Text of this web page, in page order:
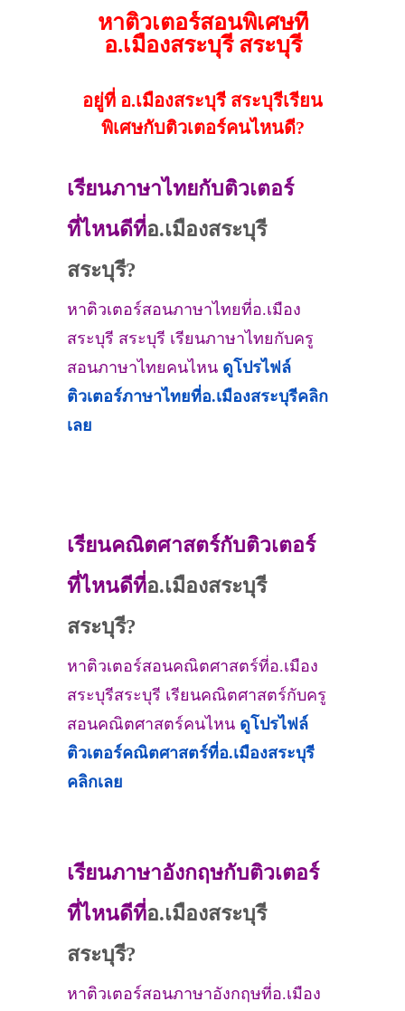
หาติวเตอร์สอนพิเศษที่
อ.เมืองสระบุรี สระบุรี
อยู่ที่ อ.เมืองสระบุรี สระบุรีเรียน
พิเศษกับติวเตอร์คนไหนดี?
เรียนภาษาไทยกับติวเตอร์
ที่ไหนดีที่อ.เมืองสระบุรี
สระบุรี?
หาติวเตอร์สอนภาษาไทยที่อ.เมือง
สระบุรี สระบุรี เรียนภาษาไทยกับครู
สอนภาษาไทยคนไหน ดูโปรไฟล์
ติวเตอร์ภาษาไทยที่อ.เมืองสระบุรีคลิก
เลย
เรียนคณิตศาสตร์กับติวเตอร์
ที่ไหนดีที่อ.เมืองสระบุรี
สระบุรี?
หาติวเตอร์สอนคณิตศาสตร์ที่อ.เมือง
สระบุรีสระบุรี เรียนคณิตศาสตร์กับครู
สอนคณิตศาสตร์คนไหน ดูโปรไฟล์
ติวเตอร์คณิตศาสตร์ที่อ.เมืองสระบุรี
คลิกเลย
เรียนภาษาอังกฤษกับติวเตอร์
ที่ไหนดีที่อ.เมืองสระบุรี
สระบุรี?
หาติวเตอร์สอนภาษาอังกฤษที่อ.เมือง